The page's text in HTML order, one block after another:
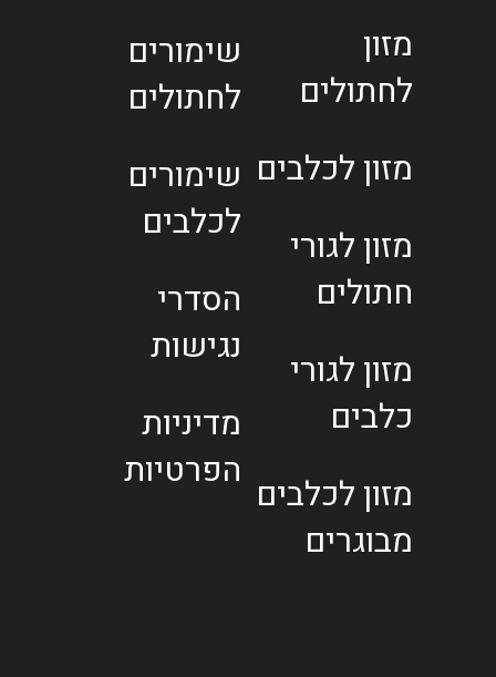
מזון
לחתולים
מזון לכלבים
מזון לגורי
חתולים
מזון לגורי
כלבים
מזון לכלבים
מבוגרים
שימורים
לחתולים
שימורים
לכלבים
הסדרי
נגישות
מדיניות
הפרטיות